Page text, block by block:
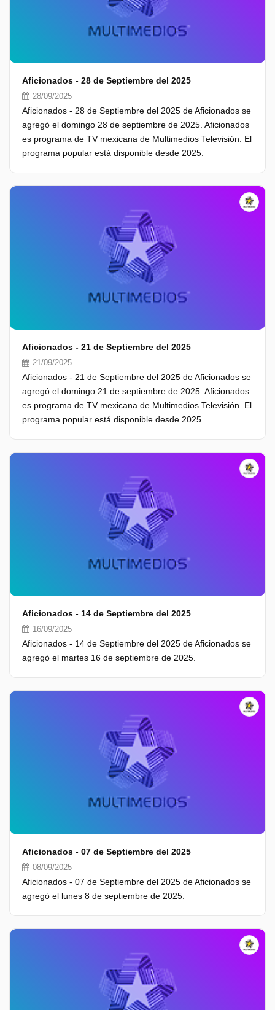
Aficionados - 28 de Septiembre del 2025
28/09/2025
Aficionados - 28 de Septiembre del 2025 de Aficionados se
agregó el domingo 28 de septiembre de 2025. Aficionados
es programa de TV mexicana de Multimedios Televisión. El
programa popular está disponible desde 2025.
Aficionados - 21 de Septiembre del 2025
21/09/2025
Aficionados - 21 de Septiembre del 2025 de Aficionados se
agregó el domingo 21 de septiembre de 2025. Aficionados
es programa de TV mexicana de Multimedios Televisión. El
programa popular está disponible desde 2025.
Aficionados - 14 de Septiembre del 2025
16/09/2025
Aficionados - 14 de Septiembre del 2025 de Aficionados se
agregó el martes 16 de septiembre de 2025.
Aficionados - 07 de Septiembre del 2025
08/09/2025
Aficionados - 07 de Septiembre del 2025 de Aficionados se
agregó el lunes 8 de septiembre de 2025.